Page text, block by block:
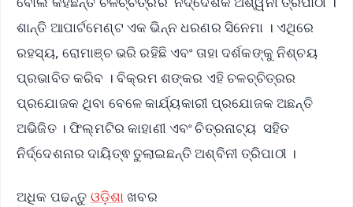
ଶାନ୍ତି ଆପାର୍ଟମେଣ୍ଟ ଏକ ଭିନ୍ନ ଧରଣର ସିନେମା । ଏଥିରେ
ରହସ୍ୟ, ରୋମାଞ୍ଚ ଭରି ରହିଛି ଏବଂ ତାହା ଦର୍ଶକଙ୍କୁ ନିଶ୍ଚୟ
ପ୍ରଭାବିତ କରିବ । ବିକ୍ରମ ଶଙ୍କର ଏହି ଚଳଚ୍ଚିତ୍ରର
ପ୍ରଯୋଜକ ଥିବା ବେଳେ କାର୍ଯ୍ୟକାରୀ ପ୍ରଯୋଜକ ଅଛନ୍ତି
ଅଭିଜିତ । ଫିଲ୍ମଟିର କାହାଣୀ ଏବଂ ଚିତ୍ରନାଟ୍ୟ ସହିତ
ନିର୍ଦ୍ଦେଶନାର ଦାୟିତ୍ଵ ତୁଲାଇଛନ୍ତି ଅଶ୍ବିନୀ ତ୍ରିପାଠୀ ।
ଅଧିକ ପଢନ୍ତୁ ଓଡ଼ିଶା ଖବର